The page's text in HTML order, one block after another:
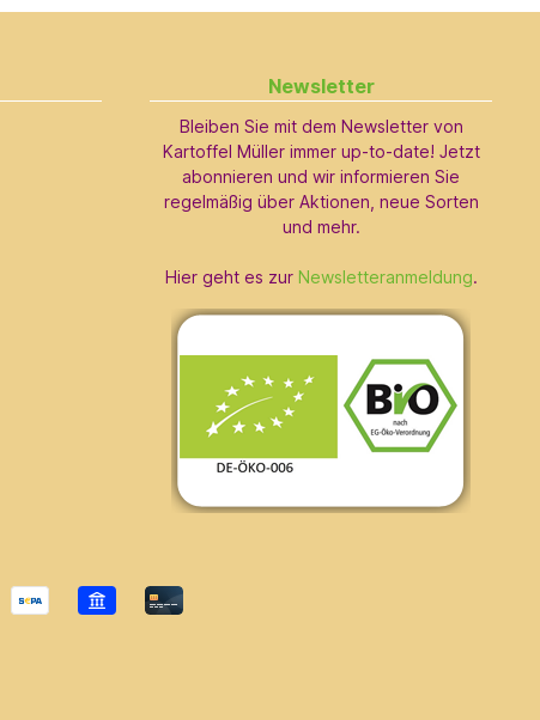
Newsletter
Bleiben Sie mit dem Newsletter von
Kartoffel Müller immer up-to-date! Jetzt
abonnieren und wir informieren Sie
regelmäßig über Aktionen, neue Sorten
und mehr.
Hier geht es zur Newsletteranmeldung.